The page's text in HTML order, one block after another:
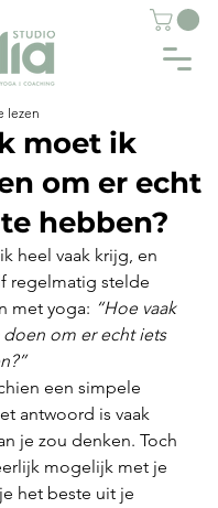
moet ik
om er echt
hebben?
lezen
heel vaak krijg, en
regelmatig stelde
met yoga: “Hoe vaak
om er echt iets
een simpele
antwoord is vaak
je zou denken. Toch
mogelijk met je
het beste uit je